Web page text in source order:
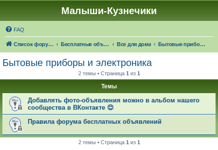
Малыши-Кузнечики
FAQ
Список форумов Бесплатные объявления Все для дома Бытовые приборы и электроника
Бытовые приборы и электроника
2 темы • Страница 1 из 1
Темы
Добавлять фото-объявления можно в альбом нашего
сообщества в ВКонтакте 😊
Правила форума бесплатных объявлений
2 темы • Страница 1 из 1